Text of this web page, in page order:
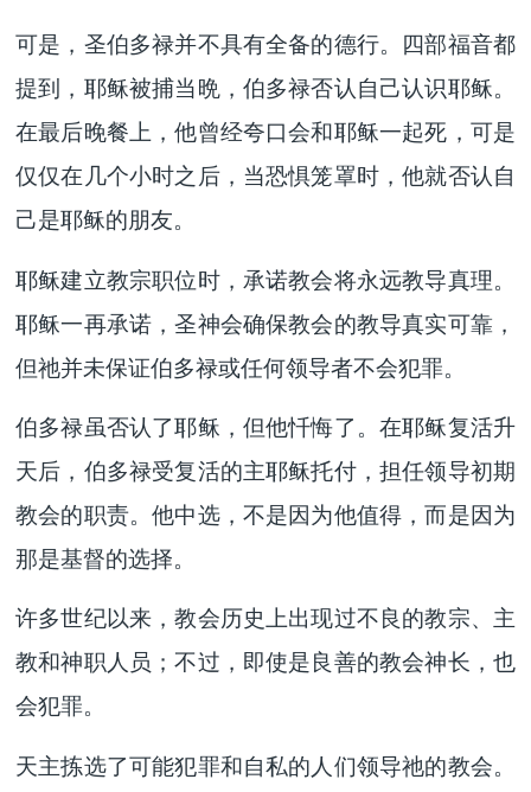
可是，圣伯多禄并不具有全备的德行。四部福音都
提到，耶稣被捕当晩，伯多禄否认自己认识耶稣。
在最后晚餐上，他曾经夸口会和耶稣一起死，可是
仅仅在几个小时之后，当恐惧笼罩时，他就否认自
己是耶稣的朋友。
耶稣建立教宗职位时，承诺教会将永远教导真理。
耶稣一再承诺，圣神会确保教会的教导真实可靠，
但祂并未保证伯多禄或任何领导者不会犯罪。
伯多禄虽否认了耶稣，但他忏悔了。在耶稣复活升
天后，伯多禄受复活的主耶稣托付，担任领导初期
教会的职责。他中选，不是因为他值得，而是因为
那是基督的选择。
许多世纪以来，教会历史上出现过不良的教宗、主
教和神职人员；不过，即使是良善的教会神长，也
会犯罪。
天主拣选了可能犯罪和自私的人们领导祂的教会。